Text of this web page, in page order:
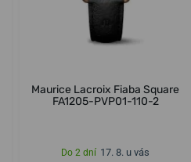
Maurice Lacroix Fiaba Square
FA1205-PVP01-110-2
Do 2 dní 17. 8. u vás